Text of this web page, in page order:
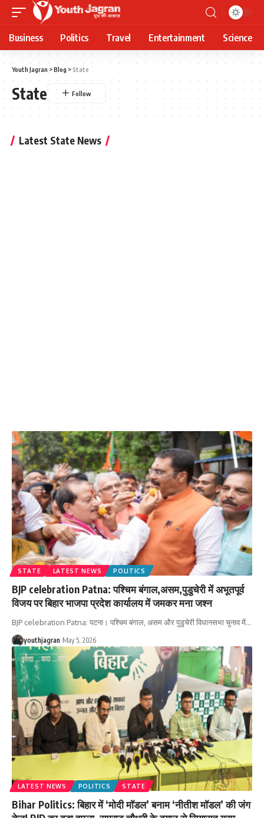
Business Politics Travel Entertainment Science
Youth Jagran >Blog >State
State
Latest State News
STATE LATEST NEWS POLITICS
BJP celebration Patna: पश्चिम बंगाल,असम,पुडुचेरी में अभूतपूर्व
विजय पर बिहार भाजपा प्रदेश कार्यालय में जमकर मना जश्न
‎BJP celebration Patna: पटना। पश्चिम बंगाल, असम और पुडुचेरी विधानसभा चुनाव में…
youthjagran May 5, 2026
LATEST NEWS POLITICS STATE
Bihar Politics: बिहार में ‘मोदी मॉडल’ बनाम ‘नीतीश मॉडल’ की जंग